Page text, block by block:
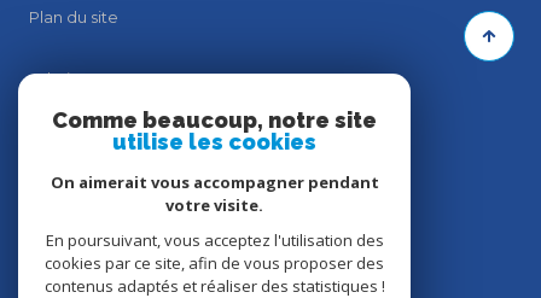
Plan du site
Admin
Politique RGPD
Cookies
Comme beaucoup, notre site
utilise les cookies
On aimerait vous accompagner pendant
votre visite.
En poursuivant, vous acceptez l'utilisation des
cookies par ce site, afin de vous proposer des
contenus adaptés et réaliser des statistiques !